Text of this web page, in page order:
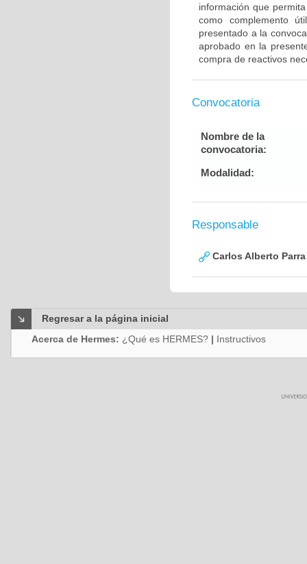
información que
como complemento
presentado a la
aprobado en la
compra de reactivos
Convocatoria
Nombre de la
convocatoria:
Modalidad:
Responsable
Carlos Alberto
Regresar a la página inicial
Acerca de Hermes: ¿Qué es HERMES? | Instructivos